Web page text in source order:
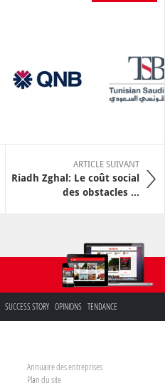
ARTICLE SUIVANT
Riadh Zghal: Le coût social
des obstacles ...
SUCCESS STORY OPINIONS TENDANCE
Annuaire des entreprises
Plan du site